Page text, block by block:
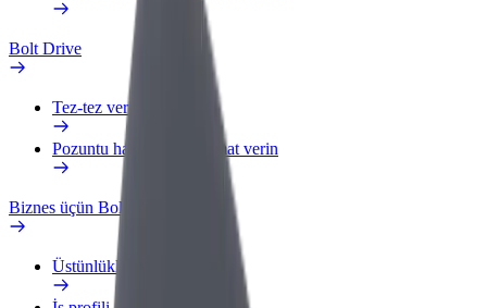
Bolt Drive
Tez-tez verilən suallar
Pozuntu haqqında məlumat verin
Biznes üçün Bolt
Üstünlüklər